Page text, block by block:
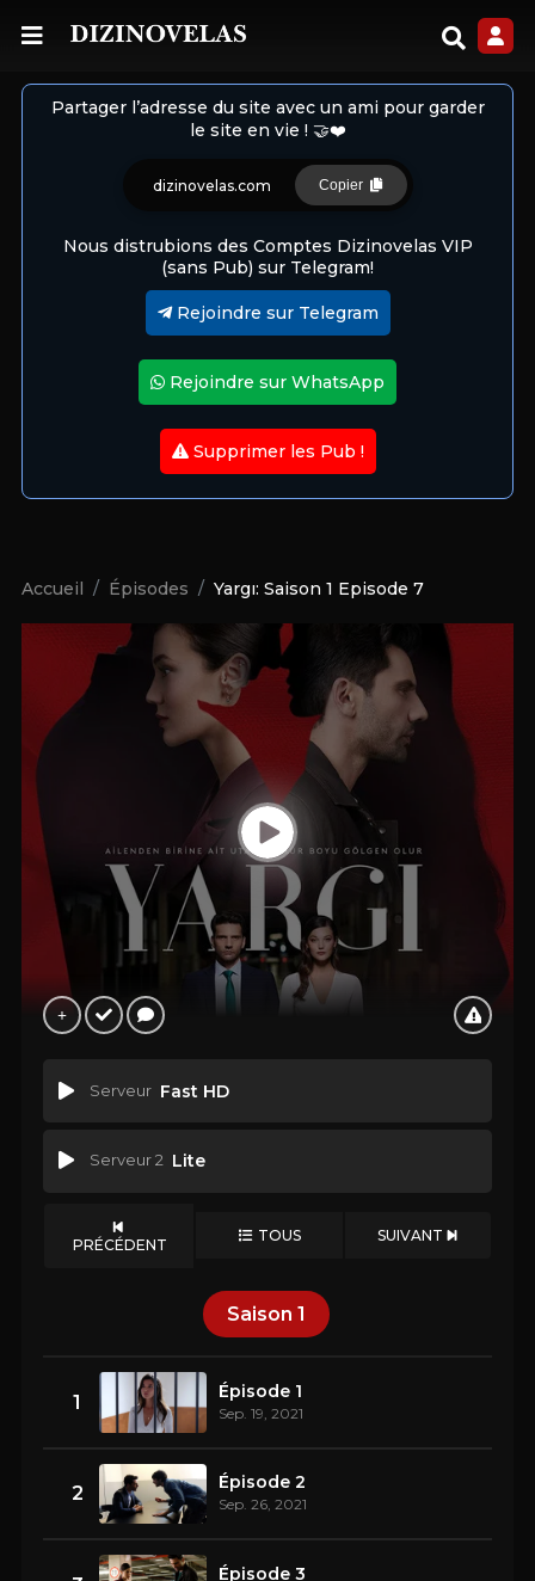
Partager l’adresse du site avec un ami pour garder
le site en vie ! 🤝❤️
dizinovelas.com Copier
Nous distrubions des Comptes Dizinovelas VIP
(sans Pub) sur Telegram!
Rejoindre sur Telegram
Rejoindre sur WhatsApp
Supprimer les Pub !
Accueil Épisodes Yargı: Saison 1 Episode 7
Serveur Fast HD
Serveur 2 Lite
PRÉCÉDENT TOUS SUIVANT
Saison 1
1 Épisode 1
Sep. 19, 2021
2 Épisode 2
Sep. 26, 2021
Épisode 3